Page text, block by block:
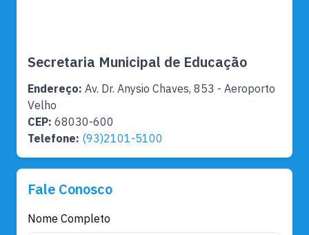
Secretaria Municipal de Educação
Endereço: Av. Dr. Anysio Chaves, 853 - Aeroporto
Velho
CEP: 68030-600
Telefone: (93)2101-5100
Fale Conosco
Nome Completo